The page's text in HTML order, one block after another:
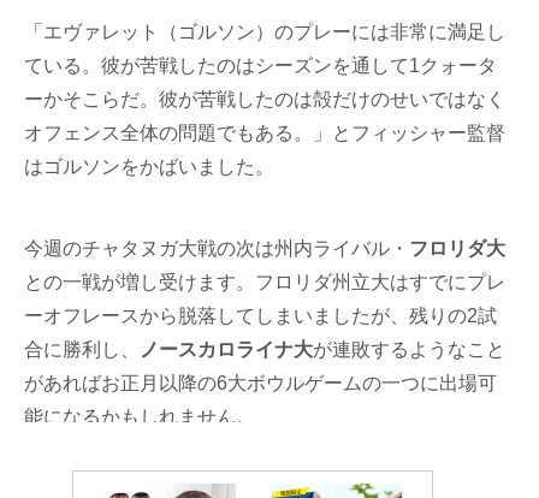
「エヴァレット（ゴルソン）のプレーには非常に満足し
ている。彼が苦戦したのはシーズンを通して1クォータ
ーかそこらだ。彼が苦戦したのは殻だけのせいではなく
オフェンス全体の問題でもある。」とフィッシャー監督
はゴルソンをかばいました。
今週のチャタヌガ大戦の次は州内ライバル・ フロリダ大
との一戦が増し受けます。フロリダ州立大はすでにプレ
ーオフレースから脱落してしまいましたが、残りの2試
合に勝利し、
ノースカロライナ大が連敗するようなこと
があればお正月以降の6大ボウルゲームの一つに出場可
能になるかもしれません。